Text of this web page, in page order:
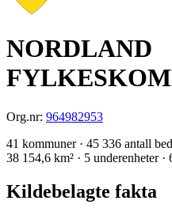
NORDLAND
Org.nr: 964982953
41 kommuner· 45 336 antall
38 154,6 km² · 5 underenheter·
Kildebelagte fakta